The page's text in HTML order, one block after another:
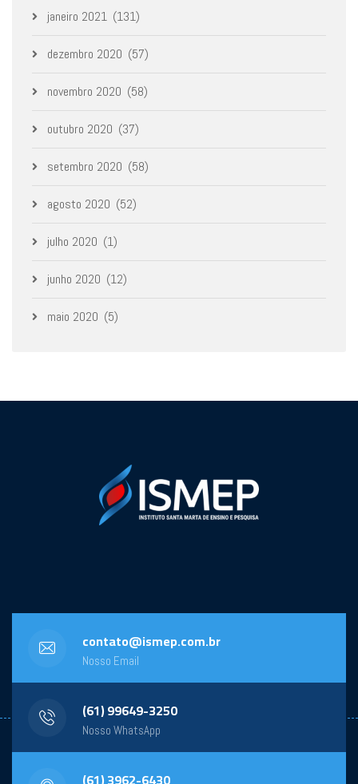
janeiro 2021 (131)
dezembro 2020 (57)
novembro 2020 (58)
outubro 2020 (37)
setembro 2020 (58)
agosto 2020 (52)
julho 2020 (1)
junho 2020 (12)
maio 2020 (5)
contato@ismep.com.br
Nosso Email
(61) 99649-3250
Nosso WhatsApp